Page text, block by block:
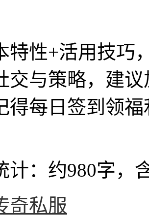
特性+活用技巧
交与策略，建
得每日签到领
计：约980字，
奇私服